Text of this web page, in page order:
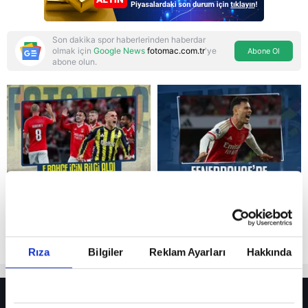
Rıza Bilgiler Reklam Ayarları Hakkında
Reddet
Son dakika spor haberlerinden haberdar
olmak için Google News fotomac.com.tr'ye
abone olun.
Abone Ol